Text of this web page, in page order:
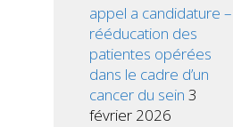
appel a candidature –
rééducation des
patientes opérées
dans le cadre d’un
cancer du sein 3
février 2026